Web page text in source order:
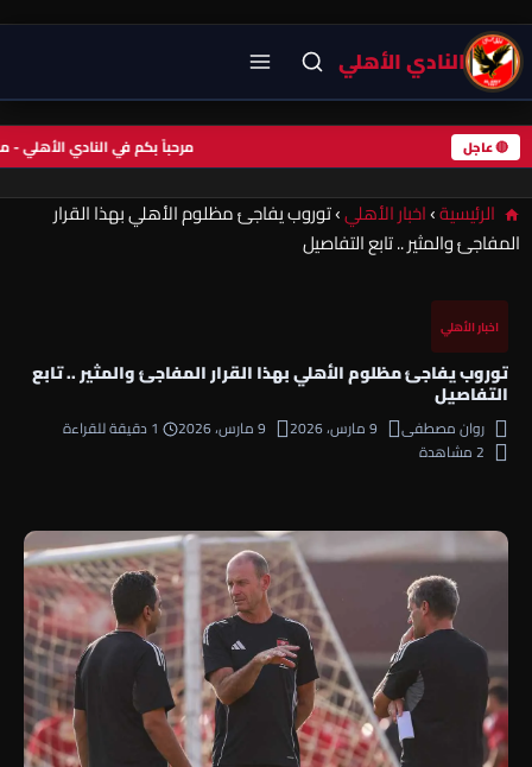
النادي الأهلي
🔴 عاجل مرحباً بكم في النادي
الرئيسية›اخبار الأهلي›توروب يفاجئ مظلوم الأهلي بهذا القرار
المفاجئ والمثير .. تابع التفاصيل
اخبار الأهلي
توروب يفاجئ مظلوم الأهلي بهذا القرار المفاجئ والمثير .. تابع
التفاصيل
روان مصطفى 9 مارس، 2026 9 مارس، 2026
1 دقيقة للقراءة
2 مشاهدة